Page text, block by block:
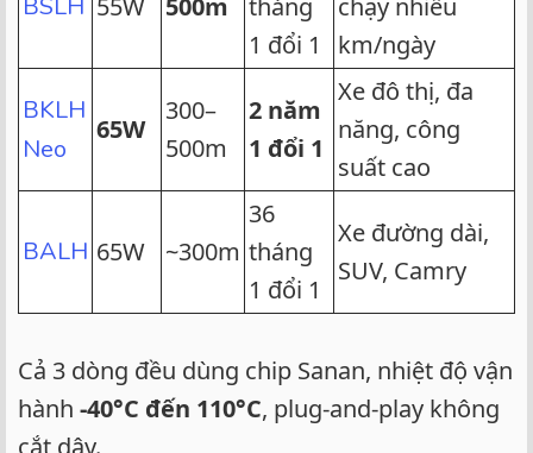
BSLH 55W 500m
tháng
1 đổi 1
chạy nhiều
km/ngày
BKLH
Neo
65W
300–
500m
2 năm
1 đổi 1
Xe đô thị, đa
năng, công
suất cao
BALH 65W ~300m
36
tháng
1 đổi 1
Xe đường dài,
SUV, Camry
Cả 3 dòng đều dùng chip Sanan, nhiệt độ vận
hành -40°C đến 110°C, plug-and-play không
cắt dây.